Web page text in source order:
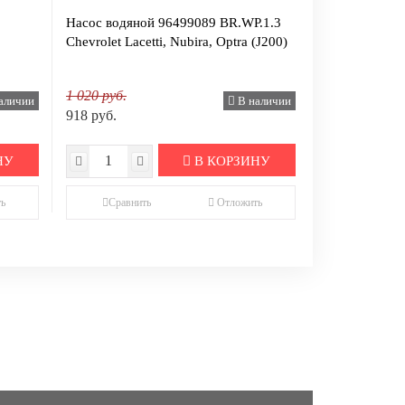
Насос водяной 96499089 BR.WP.1.3
Chevrolet Lacetti, Nubira, Optra (J200)
1 020 руб.
918 руб.
В наличии
В КОРЗИНУ
Сравнить Отложить